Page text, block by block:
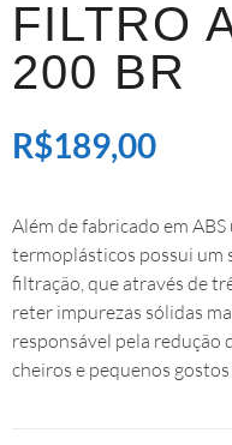
FILTRO
200 BR
R$189,00
Além de fabricado em
termoplásticos possui um
filtração, que através de
reter impurezas sólidas
responsável pela redução
cheiros e pequenos gostos